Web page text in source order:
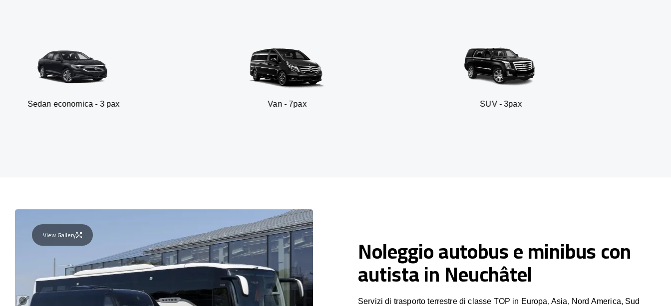
- 3 pax
View Gallery Noleggio autobus e minibus con
autista in Neuchâtel
Servizi di trasporto terrestre di classe TOP in Europa, Asia, Nord America, Sud